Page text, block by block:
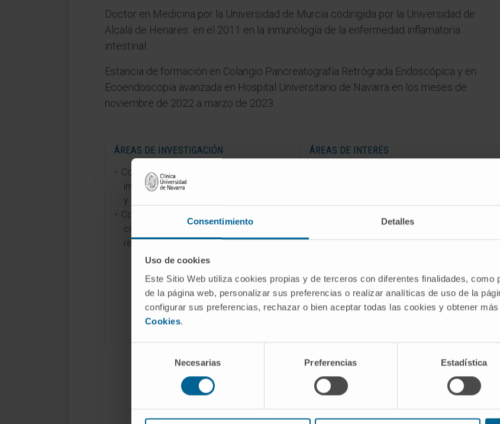
Consentimiento Detalles
Uso de cookies
Este Sitio Web utiliza cookies propias y de terceros con diferentes finalidades, como
de la página web, personalizar sus preferencias o realizar analíticas de uso de la
configurar sus preferencias, rechazar o bien aceptar todas las cookies y obtener
Cookies.
consentimiento
Necesarias Preferencias Estadística
Doctor en Medicina por la Universidad de Murcia codirigida por la Universidad de
Alcalá de Henares en el 2011 en la inmunología de la enfermedad inflamatoria
intestinal.
Estancia de formación en Colangio Pancreatografía Retrógrada Endoscópica y en
Ecoendoscopia avanzada en Hospital Universitario de Navarra en los meses de
noviembre de 2022 a marzo de 2023.
ÁREAS DE INVESTIGACIÓN
Colaboración en proyectos de
investigación en patología de la vía biliar
y pancreática.
Colabora en proyectos relacionados
con el estudio de la flora intestinal y su
relación con patologías digestivas.
ÁREAS DE INTERÉS
Avance en el manejo de la
Avance en el manejo de la colangio
pancreatografía retrógrada
endoscópica como herramienta